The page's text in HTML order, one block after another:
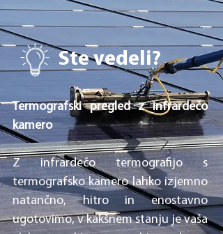
Termografski pregled z infrardečo
kamero
​Z infrardečo termografijo s
termografsko kamero lahko izjemno
natančno, hitro in enostavno
ugotovimo, v kakšnem stanju je vaša
Ste vedeli?